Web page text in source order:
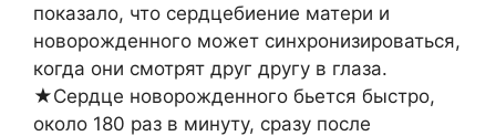
показало, что сердцебиение матери и
новорожденного может синхронизироваться,
когда они смотрят друг другу в глаза.
★Сердце новорожденного бьется быстро,
около 180 раз в минуту, сразу после